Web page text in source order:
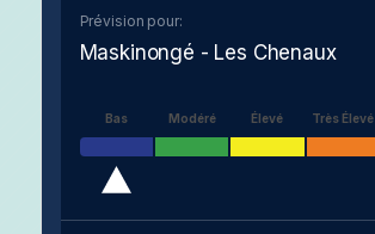
Prévision pour:
Maskinongé - Les Chenaux
Bas Modéré Élevé Très Élevé